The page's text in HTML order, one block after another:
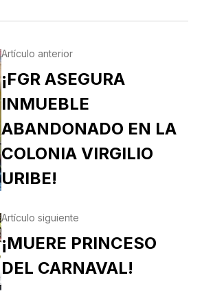
Artículo anterior
¡FGR ASEGURA
INMUEBLE
ABANDONADO EN LA
COLONIA VIRGILIO
URIBE!
Artículo siguiente
¡MUERE PRINCESO
DEL CARNAVAL!